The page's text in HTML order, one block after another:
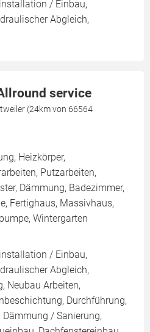
/ Einbau,
Abgleich,
service
(24km von 66564
Heizkörper,
Putzarbeiten,
Dämmung, Badezimmer,
Fertighaus, Massivhaus,
Wintergarten
/ Einbau,
Abgleich,
Neubau Arbeiten,
Durchführung,
/ Sanierung,